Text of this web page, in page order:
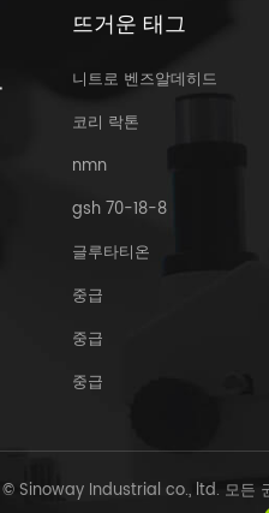
뜨거운 태그
니트로 벤즈알데히드
코리 락톤
nmn
gsh 70-18-8
글루타티온
중급
중급
중급
© Sinoway Industrial co., ltd. 모든